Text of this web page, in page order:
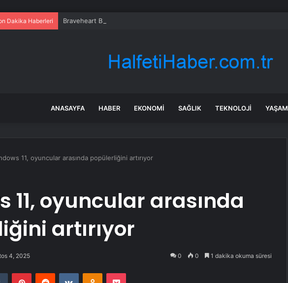
Dakika Haberleri Braveheart Bio halka arzını pazarlama aralığının üstünde fiyatlandırıyor
ANASAYFA HABER EKONOMI SAĞLIK TEKNOLOJI YAŞAM
11, oyuncular arasında popülerliğini artırıyor
11, oyuncular arasında
artırıyor
4, 2025 0 0 1 dakika okuma süresi
Tumblr PinterestReddit VKontakteOdnoklassniki
Pocket